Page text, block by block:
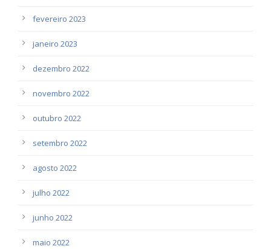
fevereiro 2023
janeiro 2023
dezembro 2022
novembro 2022
outubro 2022
setembro 2022
agosto 2022
julho 2022
junho 2022
maio 2022